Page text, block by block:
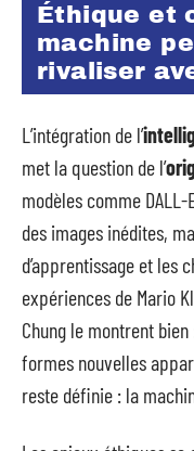
Éthique et
machine
rivaliser
L’intégration de l’
met la question de l’
modèles comme
des images inédites,
d’apprentissage et les
expériences de Mario
Chung le montrent
formes nouvelles
reste définie : la